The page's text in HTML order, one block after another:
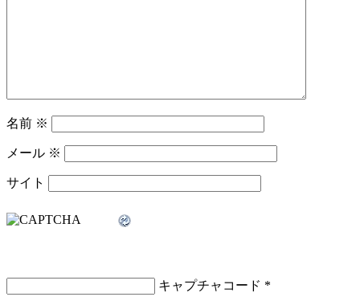
名前 ※
メール ※
サイト
キャプチャコード *